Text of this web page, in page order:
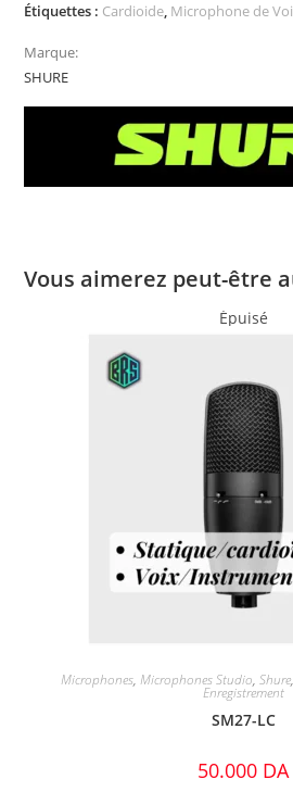
Étiquettes : Cardioide, Microphone de
Marque:
SHURE
Vous aimerez peut-être
Épuisé
Microphones, Microphones Studio, Shure,
Enregistrement
SM27-LC
50.000 DA